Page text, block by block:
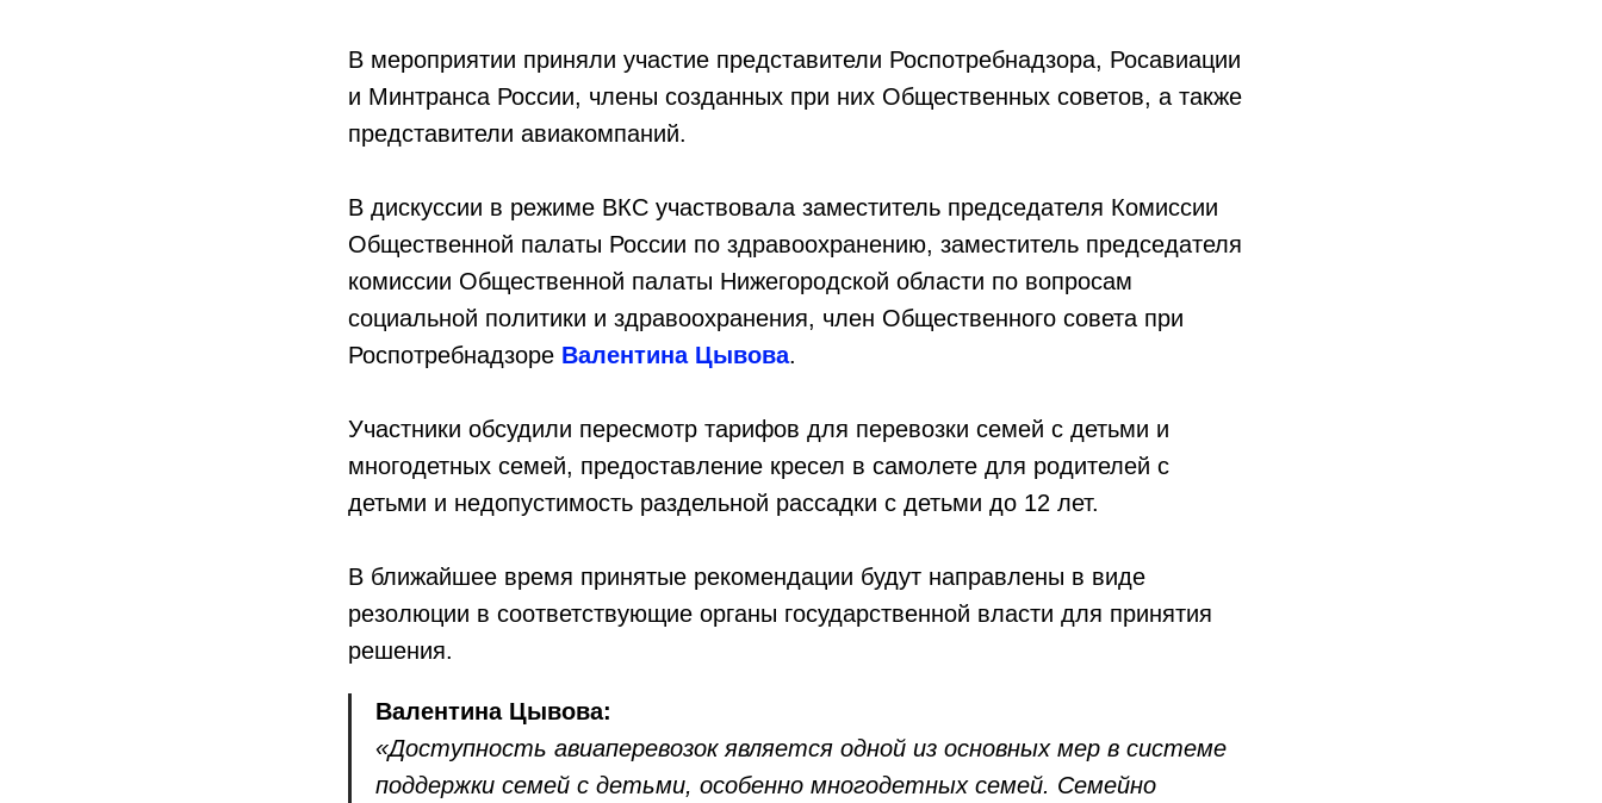
В мероприятии приняли участие представители Роспотребнадзора, Росавиации
и Минтранса России, члены созданных при них Общественных советов, а также
представители авиакомпаний.
В дискуссии в режиме ВКС участвовала заместитель председателя Комиссии
Общественной палаты России по здравоохранению, заместитель председателя
комиссии Общественной палаты Нижегородской области по вопросам
социальной политики и здравоохранения, член Общественного совета при
Роспотребнадзоре Валентина Цывова.
Участники обсудили пересмотр тарифов для перевозки семей с детьми и
многодетных семей, предоставление кресел в самолете для родителей с
детьми и недопустимость раздельной рассадки с детьми до 12 лет.
В ближайшее время принятые рекомендации будут направлены в виде
резолюции в соответствующие органы государственной власти для принятия
решения.
Валентина Цывова:
«Доступность авиаперевозок является одной из основных мер в системе
поддержки семей с детьми, особенно многодетных семей. Семейно